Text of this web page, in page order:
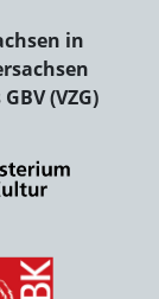
in
(VZG)